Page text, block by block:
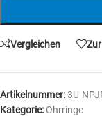
Vergleichen
Artikelnummer:3U-
Kategorie: Ohrringe